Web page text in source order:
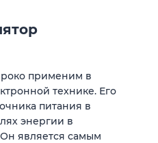
применим в
технике. Его
питания в
энергии в
является самым